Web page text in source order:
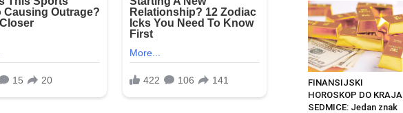
FINANSIJSKI
HOROSKOP DO KRAJA
SEDMICE: Jedan znak